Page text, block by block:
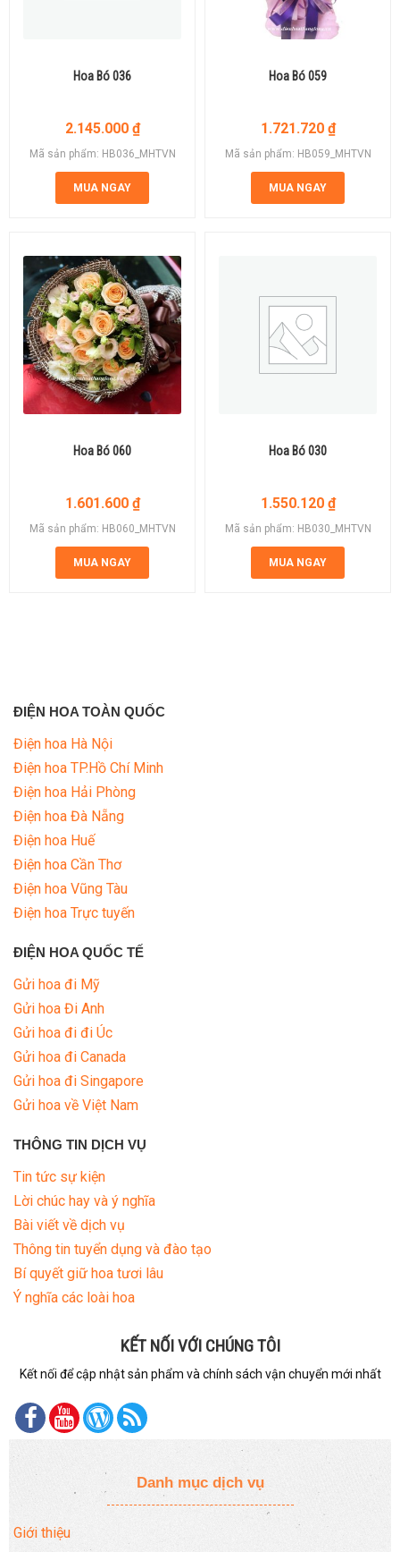
Hoa Bó 036
2.145.000 ₫
Mã sản phẩm: HB036_MHTVN
MUA NGAY
Hoa Bó 059
1.721.720 ₫
Mã sản phẩm: HB059_MHTVN
MUA NGAY
Hoa Bó 060
1.601.600 ₫
Mã sản phẩm: HB060_MHTVN
MUA NGAY
Hoa Bó 030
1.550.120 ₫
Mã sản phẩm: HB030_MHTVN
MUA NGAY
ĐIỆN HOA TOÀN QUỐC
Điện hoa Hà Nội
Điện hoa TP.Hồ Chí Minh
Điện hoa Hải Phòng
Điện hoa Đà Nẵng
Điện hoa Huế
Điện hoa Cần Thơ
Điện hoa Vũng Tàu
Điện hoa Trực tuyến
ĐIỆN HOA QUỐC TẾ
Gửi hoa đi Mỹ
Gửi hoa Đi Anh
Gửi hoa đi đi Úc
Gửi hoa đi Canada
Gửi hoa đi Singapore
Gửi hoa về Việt Nam
THÔNG TIN DỊCH VỤ
Tin tức sự kiện
Lời chúc hay và ý nghĩa
Bài viết về dịch vụ
Thông tin tuyển dụng và đào tạo
Bí quyết giữ hoa tươi lâu
Ý nghĩa các loài hoa
KẾT NỐI VỚI CHÚNG TÔI
Kết nối để cập nhật sản phẩm và chính sách vận chuyển mới nhất
Danh mục dịch vụ
Giới thiệu